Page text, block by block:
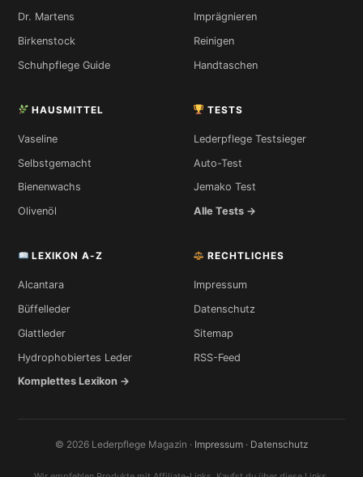
Dr. Martens
Birkenstock
Schuhpflege Guide
Imprägnieren
Reinigen
Handtaschen
HAUSMITTEL
Vaseline
Selbstgemacht
Bienenwachs
Olivenöl
TESTS
Lederpflege Testsieger
Auto-Test
Jemako Test
Alle Tests →
LEXIKON A-Z
Alcantara
Büffelleder
Glattleder
Hydrophobiertes Leder
Komplettes Lexikon →
RECHTLICHES
Impressum
Datenschutz
Sitemap
RSS-Feed
© 2026 Lederpflege Magazin · Impressum · Datenschutz